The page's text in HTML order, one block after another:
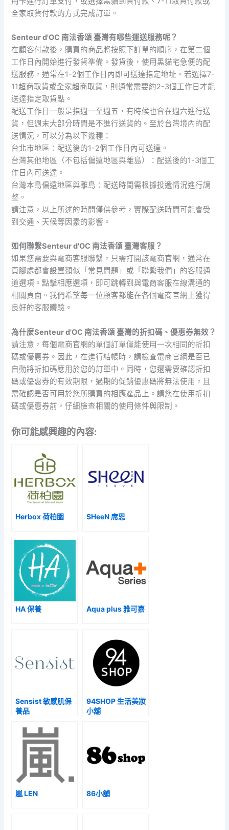
全家取貨付款的方式完成訂單。
Senteur d'OC 南法香頌 臺灣有哪些運送服務呢？
在顧客付款後，購買的商品將按照下訂單的順序，在第二個
工作日內開始進行發貨準備。發貨後，使用黑貓宅急便的配
送服務，通常在1-2個工作日內即可送達指定地址。若選擇7-
11超商取貨或全家超商取貨，則通常需要約2-3個工作日才能
送達指定取貨點。
配送工作日一般是指週一至週五，有時候也會在週六進行送
貨，但週末大部分時間是不進行送貨的。至於台灣境內的配
送情況，可以分為以下幾種：
台北市地區：配送後的1-2個工作日內可送達。
台灣其他地區（不包括偏遠地區與離島）：配送後的1-3個工
作日內可送達。
台灣本島偏遠地區與離島：配送時間需根據投遞情況進行調
整。
請注意，以上所述的時間僅供參考，實際配送時間可能會受
到交通、天候等因素的影響。
如何聯繫Senteur d'OC 南法香頌 臺灣客服？
如果您需要與電商客服聯繫，只需打開該電商官網，通常在
頁腳處都會設置類似「常見問題」或「聯繫我們」的客服通
道選項。點擊相應選項，即可跳轉到與電商客服在線溝通的
相關頁面。我們希望每一位顧客都能在各個電商官網上獲得
良好的客服體驗。
為什麼Senteur d'OC 南法香頌 臺灣的折扣碼、優惠券無效？
請注意，每個電商官網的單個訂單僅能使用一次相同的折扣
碼或優惠券。因此，在進行結帳時，請檢查電商官網是否已
自動將折扣碼應用於您的訂單中。同時，您還需要確認折扣
碼或優惠券的有效期限，過期的促銷優惠碼將無法使用，且
需確認是否可用於您所購買的相應產品上。請您在使用折扣
碼或優惠券前，仔細檢查相關的使用條件與限制。
你可能感興趣的內容:
Herbox 荷柏園 SHeeN 席恩
HA 保養 Aqua plus 雅可嘉
Sensist 敏感肌保
養品
94SHOP 生活美妝
小舖
嵐 LEN 86小舖